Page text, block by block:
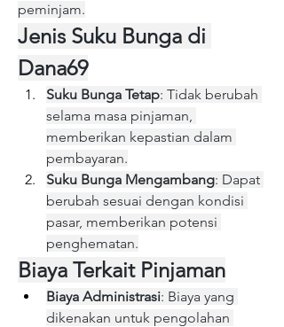
peminjam.
Jenis Suku Bunga di
Dana69
Suku Bunga Tetap: Tidak berubah
selama masa pinjaman,
memberikan kepastian dalam
pembayaran.
Suku Bunga Mengambang: Dapat
berubah sesuai dengan kondisi
pasar, memberikan potensi
penghematan.
Biaya Terkait Pinjaman
Biaya Administrasi: Biaya yang
dikenakan untuk pengolahan